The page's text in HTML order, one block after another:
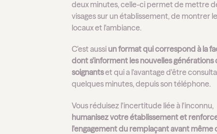
deux minutes, celle-ci permet de mettre
visages sur un établissement, de montrer
locaux et l'ambiance.
C’est aussi un format qui correspond à la
dont s'informent les nouvelles générations
soignantset qui a l'avantage d'être
quelques minutes, depuis son téléphone.
Vous réduisez l'incertitude liée à l'inconnu,
humanisez votre établissement et
l'engagement du remplaçant avant même